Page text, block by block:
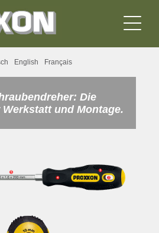
English Français
Die
und Montage.